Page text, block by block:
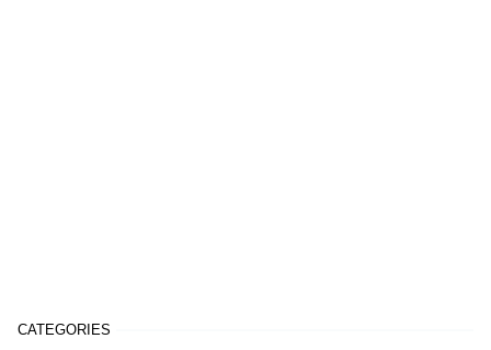
CATEGORIES